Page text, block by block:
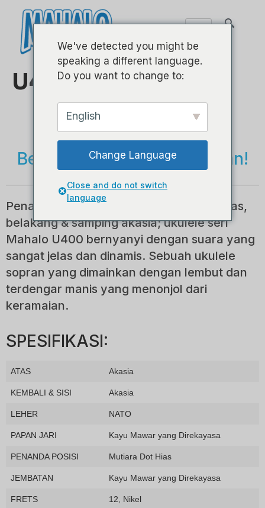
U400 – Soprano
Berdiri keluar dari keramaian!
Penataan tubuh klasik dengan bagian atas,
belakang & samping akasia; ukulele seri
Mahalo U400 bernyanyi dengan suara yang
sangat jelas dan dinamis. Sebuah ukulele
sopran yang dimainkan dengan lembut dan
terdengar manis yang menonjol dari
keramaian.
SPESIFIKASI:
ATAS Akasia
KEMBALI & SISI Akasia
LEHER NATO
PAPAN JARI Kayu Mawar yang Direkayasa
PENANDA POSISI Mutiara Dot Hias
JEMBATAN Kayu Mawar yang Direkayasa
FRETS 12, Nikel
We've detected you might be
speaking a different language.
Do you want to change to:
English
Change Language
Close and do not switch
language